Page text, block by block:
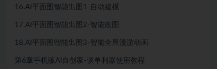
16.AI平面图智能出图1-自动建模
17.AI平面图智能出图2-智能改图
18.AI平面图智能出图3-智能全屋漫游动画
第6章手机版AI自创家-谈单利器使用教程